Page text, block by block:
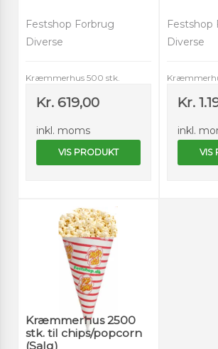
Festshop Forbrug
Diverse
Kræmmerhus 500 stk.
Kr. 619,00
inkl. moms
VIS PRODUKT
Festshop
Diverse
Kr.
inkl.
VIS
Kræmmerhus 2500
stk. til chips/popcorn
(Salg)